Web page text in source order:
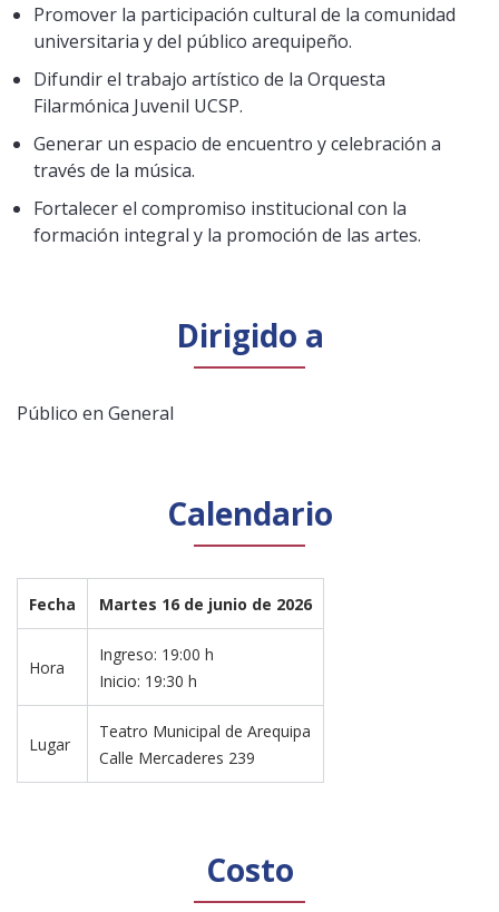
Promover la participación cultural de la comunidad
universitaria y del público arequipeño.
Difundir el trabajo artístico de la Orquesta
Filarmónica Juvenil UCSP.
Generar un espacio de encuentro y celebración a
través de la música.
Fortalecer el compromiso institucional con la
formación integral y la promoción de las artes.
Dirigido a
Público en General
Calendario
Fecha Martes 16 de junio de 2026
Hora
Ingreso: 19:00 h
Inicio: 19:30 h
Lugar
Teatro Municipal de Arequipa
Calle Mercaderes 239
Costo